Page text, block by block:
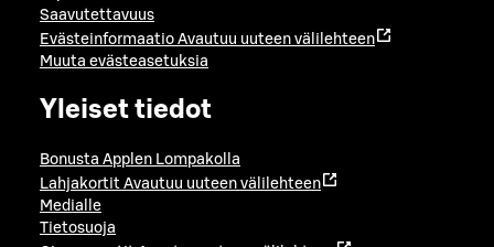
Saavutettavuus
Evästeinformaatio Avautuu uuteen välilehteen
Muuta evästeasetuksia
Yleiset tiedot
Bonusta Applen Lompakolla
Lahjakortit Avautuu uuteen välilehteen
Medialle
Tietosuoja